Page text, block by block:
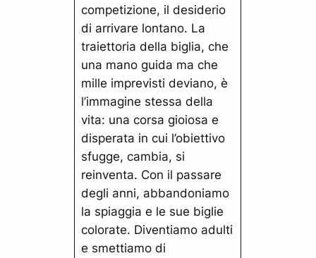
competizione, il desiderio
di arrivare lontano. La
traiettoria della biglia, che
una mano guida ma che
mille imprevisti deviano, è
l’immagine stessa della
vita: una corsa gioiosa e
disperata in cui l’obiettivo
sfugge, cambia, si
reinventa. Con il passare
degli anni, abbandoniamo
la spiaggia e le sue biglie
colorate. Diventiamo adulti
e smettiamo di